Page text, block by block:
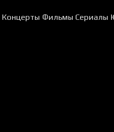
Концерты Фильмы Сериалы